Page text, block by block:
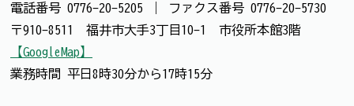
電話番号 0776-20-5205 ファクス番号 0776-20-5730
〒910-8511 福井市大手3丁目10-1 市役所本館3階
【GoogleMap】
業務時間 平日8時30分から17時15分